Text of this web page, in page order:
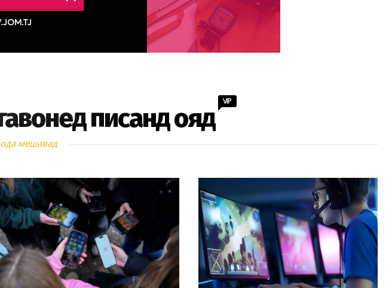
писанд ояд
VIP
мешавад